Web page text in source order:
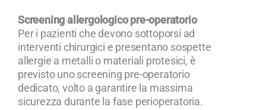
Screening allergologico pre-operatorio
Per i pazienti che devono sottoporsi ad
interventi chirurgici e presentano sospette
allergie a metalli o materiali protesici, è
previsto uno screening pre-operatorio
dedicato, volto a garantire la massima
sicurezza durante la fase perioperatoria.